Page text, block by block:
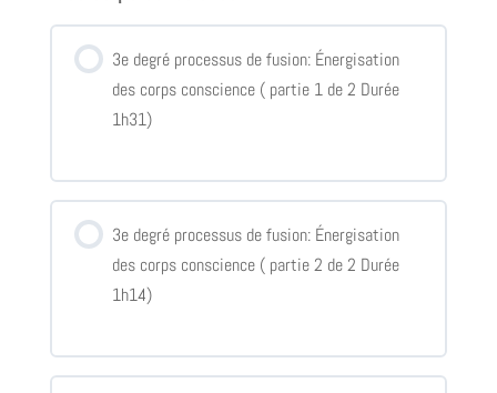
3e degré processus de fusion: Énergisation
des corps conscience ( partie 1 de 2 Durée
1h31)
3e degré processus de fusion: Énergisation
des corps conscience ( partie 2 de 2 Durée
1h14)